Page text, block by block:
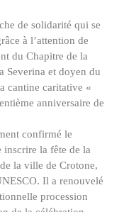
de solidarité qui se
à l’attention de
du Chapitre de la
Severina et doyen du
cantine caritative «
anniversaire de
confirmé le
inscrire la fête de la
la ville de Crotone,
Il a renouvelé
procession